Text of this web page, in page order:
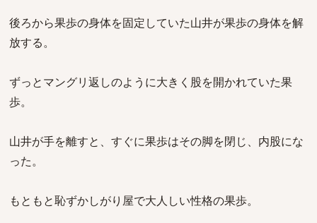
後ろから果歩の身体を固定していた山井が果歩の身体を解
放する。
ずっとマングリ返しのように大きく股を開かれていた果
歩。
山井が手を離すと、すぐに果歩はその脚を閉じ、内股にな
った。
もともと恥ずかしがり屋で大人しい性格の果歩。